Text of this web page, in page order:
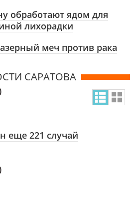
обработают ядом для
лихорадки
меч против рака
САРАТОВА
еще 221 случай